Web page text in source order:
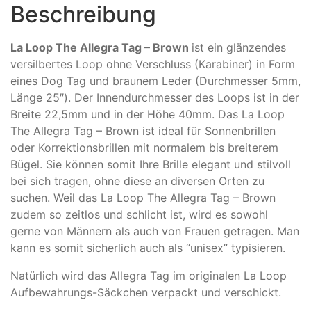
Beschreibung
La Loop The Allegra Tag – Brown ist ein glänzendes
versilbertes Loop ohne Verschluss (Karabiner) in Form
eines Dog Tag und braunem Leder (Durchmesser 5mm,
Länge 25″). Der Innendurchmesser des Loops ist in der
Breite 22,5mm und in der Höhe 40mm. Das La Loop
The Allegra Tag – Brown ist ideal für Sonnenbrillen
oder Korrektionsbrillen mit normalem bis breiterem
Bügel. Sie können somit Ihre Brille elegant und stilvoll
bei sich tragen, ohne diese an diversen Orten zu
suchen. Weil das La Loop The Allegra Tag – Brown
zudem so zeitlos und schlicht ist, wird es sowohl
gerne von Männern als auch von Frauen getragen. Man
kann es somit sicherlich auch als “unisex” typisieren.
Natürlich wird das Allegra Tag im originalen La Loop
Aufbewahrungs-Säckchen verpackt und verschickt.